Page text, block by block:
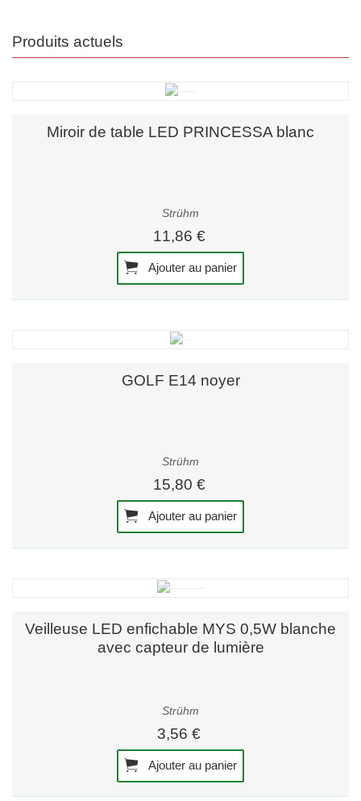
Produits actuels
Miroir de table LED PRINCESSA blanc
Strühm
11,86 €
Ajouter au panier
GOLF E14 noyer
Strühm
15,80 €
Ajouter au panier
Veilleuse LED enfichable MYS 0,5W blanche
avec capteur de lumière
Strühm
3,56 €
Ajouter au panier